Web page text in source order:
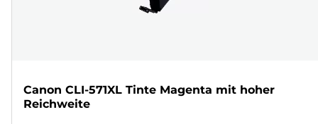
Canon CLI-571XL Tinte Magenta mit hoher
Reichweite